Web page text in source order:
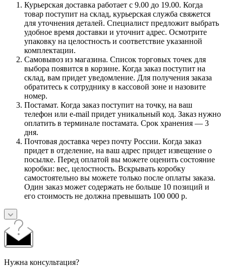
Курьерская доставка работает с 9.00 до 19.00. Когда
товар поступит на склад, курьерская служба свяжется
для уточнения деталей. Специалист предложит выбрать
удобное время доставки и уточнит адрес. Осмотрите
упаковку на целостность и соответствие указанной
комплектации.
Самовывоз из магазина. Список торговых точек для
выбора появится в корзине. Когда заказ поступит на
склад, вам придет уведомление. Для получения заказа
обратитесь к сотруднику в кассовой зоне и назовите
номер.
Постамат. Когда заказ поступит на точку, на ваш
телефон или e-mail придет уникальный код. Заказ нужно
оплатить в терминале постамата. Срок хранения — 3
дня.
Почтовая доставка через почту России. Когда заказ
придет в отделение, на ваш адрес придет извещение о
посылке. Перед оплатой вы можете оценить состояние
коробки: вес, целостность. Вскрывать коробку
самостоятельно вы можете только после оплаты заказа.
Один заказ может содержать не больше 10 позиций и
его стоимость не должна превышать 100 000 р.
Нужна консультация?